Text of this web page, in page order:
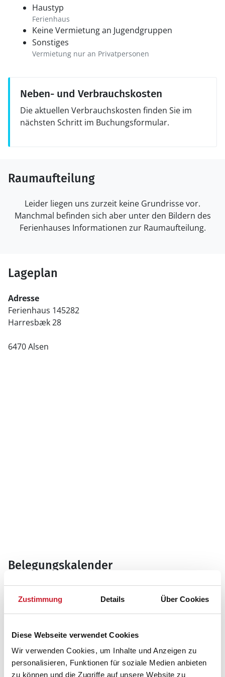
Zustimmung Details Über Cookies
Diese Webseite verwendet Cookies
Wir verwenden Cookies, um Inhalte und Anzeigen zu
personalisieren, Funktionen für soziale Medien anbieten
zu können und die Zugriffe auf unsere Website zu
Haustyp
Ferienhaus
Keine Vermietung an Jugendgruppen
Sonstiges
Vermietung nur an Privatpersonen
Neben- und Verbrauchskosten
Die aktuellen Verbrauchskosten finden Sie im
nächsten Schritt im Buchungsformular.
Raumaufteilung
Leider liegen uns zurzeit keine Grundrisse vor.
Manchmal befinden sich aber unter den Bildern des
Ferienhauses Informationen zur Raumaufteilung.
Lageplan
Adresse
Ferienhaus 145282
Harresbæk 28
6470 Alsen
Belegungskalender
Anzahl Reisende auswählen
Anreisetag im Belegungskalender anklicken
Bitte beachten Sie, dass sich bei Änderungen des
Reisezeitraumes auch Änderungen bei der
Hausbeschreibung und/oder der Ausstattung ergeben